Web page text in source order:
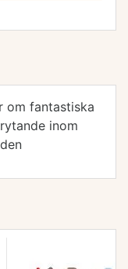
om fantastiska
inom